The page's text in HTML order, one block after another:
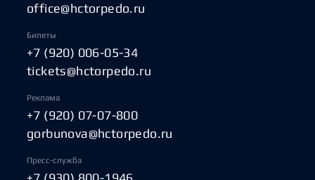
office@hctorpedo.ru
Билеты
+7 (920) 006-05-34
tickets@hctorpedo.ru
Реклама
+7 (920) 07-07-800
gorbunova@hctorpedo.ru
Пресс-служба